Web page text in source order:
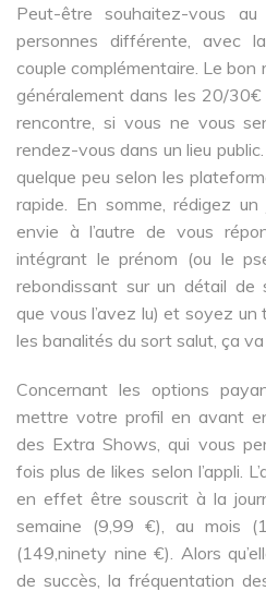
Peut-être souhaitez-vous
personnes différente, avec
couple complémentaire. Le
généralement dans les 20/30€
rencontre, si vous ne vous
rendez-vous dans un lieu
quelque peu selon les
rapide. En somme, rédigez
envie à l’autre de vous
intégrant le prénom (ou le
rebondissant sur un détail de
que vous l’avez lu) et soyez
les banalités du sort salut, ça va
Concernant les options
mettre votre profil en avant
des Extra Shows, qui vous
fois plus de likes selon l’appli.
en effet être souscrit à la
semaine (9,99 €), au mois
(149,ninety nine €). Alors
de succès, la fréquentation